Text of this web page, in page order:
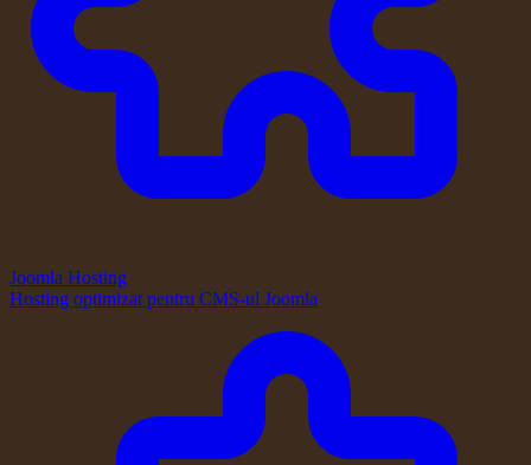
Joomla Hosting
Hosting optimizat pentru CMS-ul Joomla